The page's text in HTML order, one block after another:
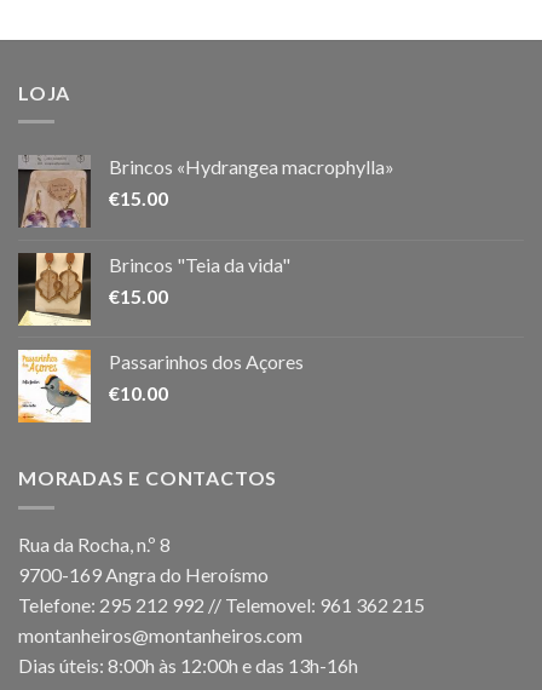
LOJA
Brincos «Hydrangea macrophylla»
€15.00
Brincos "Teia da vida"
€15.00
Passarinhos dos Açores
€10.00
MORADAS E CONTACTOS
Rua da Rocha, n.º 8
9700-169 Angra do Heroísmo
Telefone: 295 212 992 // Telemovel: 961 362 215
montanheiros@montanheiros.com
Dias úteis: 8:00h às 12:00h e das 13h-16h